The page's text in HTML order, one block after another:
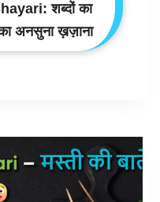
शब्दों का
अनसुना ख़ज़ाना